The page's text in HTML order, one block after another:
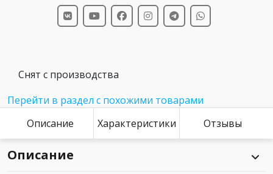
Снят с производства
Перейти в раздел с похожими товарами
Описание
Характеристики Отзывы
Описание